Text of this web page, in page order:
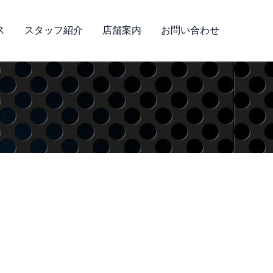
スタッフ紹介 店舗案内 お問い合わせ